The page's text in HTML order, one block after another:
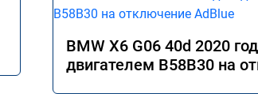
BMW X6 G06 40d 2020
двигателем B58B30 на